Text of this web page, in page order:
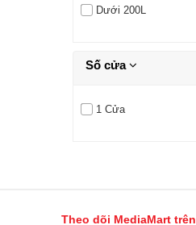
Dưới 200L
Số cửa
1 Cửa
Theo dõi MediaMart trên